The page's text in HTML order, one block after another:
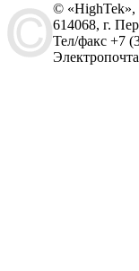
©
614068, г.
Тел/факс +7